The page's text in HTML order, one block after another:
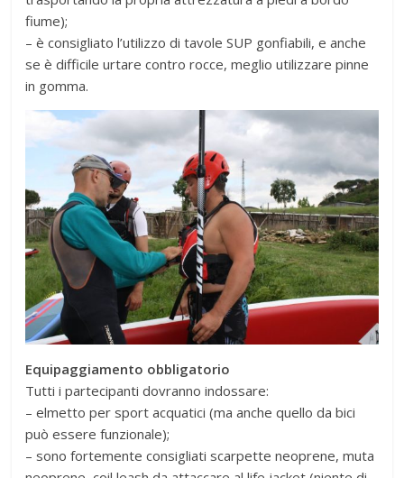
fiume);
– è consigliato l’utilizzo di tavole SUP gonfiabili, e anche
se è difficile urtare contro rocce, meglio utilizzare pinne
in gomma.
Equipaggiamento obbligatorio
Tutti i partecipanti dovranno indossare:
– elmetto per sport acquatici (ma anche quello da bici
può essere funzionale);
– sono fortemente consigliati scarpette neoprene, muta